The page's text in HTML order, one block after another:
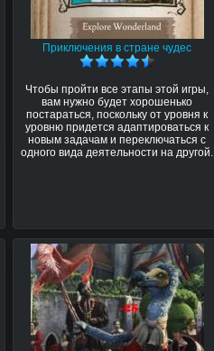
Приключения в стране чудес
Чтобы пройти все этапы этой игры,
вам нужно будет хорошенько
постараться, поскольку от уровня к
уровню придется адаптироваться к
новым задачам и переключаться с
одного вида деятельности на другой.